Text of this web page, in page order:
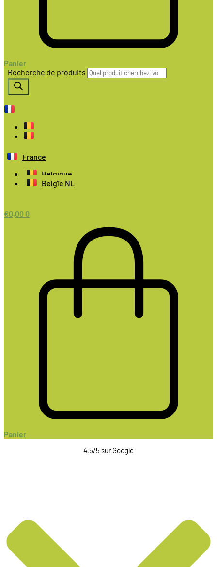
Panier
Recherche de produits
France
Belgique
Belgïe NL
€0,00 0
Panier
4,5/5 sur Google